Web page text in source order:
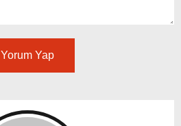
Yorum Yap